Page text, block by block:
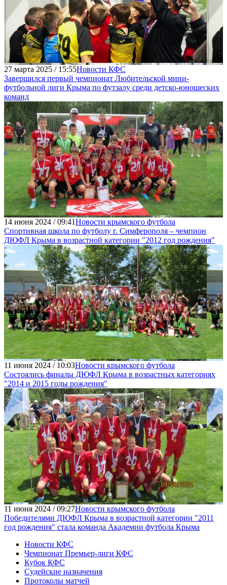
27 марта 2025 / 15:55Новости КФС
Завершился первый чемпионат Любительской мини-
футбольной лиги Крыма по футзалу среди детско-юношеских
команд
14 июня 2024 / 09:41Новости крымского футбола
Cпортивная школа по футболу г. Симферополя – чемпион
ДЮФЛ Крыма в возрастной категории "2012 год рождения"
11 июня 2024 / 10:03Новости крымского футбола
Состоялись финалы ДЮФЛ Крыма в возрастных категориях
"2014 и 2015 годы рождения"
11 июня 2024 / 09:27Новости крымского футбола
Победителями ДЮФЛ Крыма в возрастной категории "2011
год рождения" стала команда Академии футбола Крыма
Новости КФС
Чемпионат Премьер-лиги КФС
Кубок КФС
Судейские назначения
Протоколы матчей